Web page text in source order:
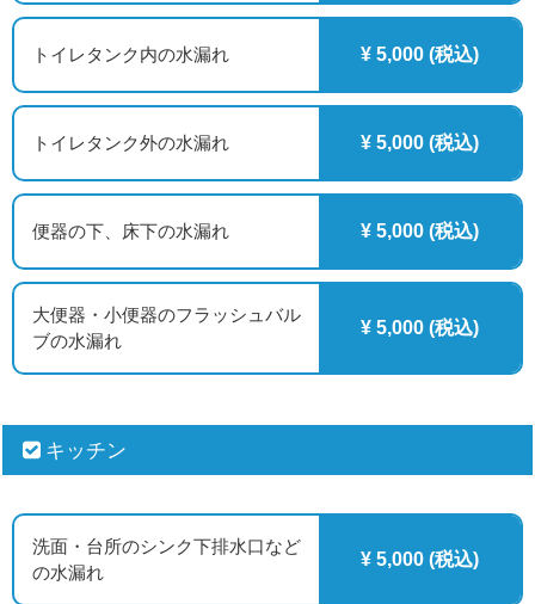
トイレタンク内の水漏れ ¥ 5,000 (税込)
トイレタンク外の水漏れ ¥ 5,000 (税込)
便器の下、床下の水漏れ ¥ 5,000 (税込)
大便器・小便器のフラッシュバル
ブの水漏れ
¥ 5,000 (税込)
キッチン
洗面・台所のシンク下排水口など
の水漏れ
¥ 5,000 (税込)